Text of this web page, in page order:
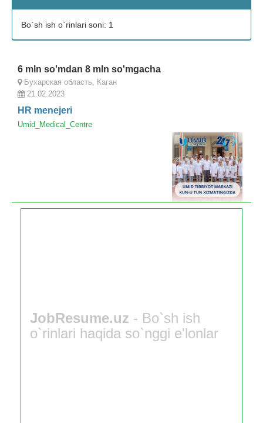
Bo`sh ish o`rinlari soni: 1
6 mln so'mdan 8 mln so'mgacha
Бухарская область, Каган
21.02.2023
HR menejeri
Umid_Medical_Centre
JobResume.uz - Bo`sh ish
o`rinlari haqida so`nggi e'lonlar